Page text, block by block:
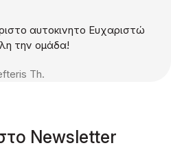
αυτοκινητο Ευχαριστώ
την ομάδα!
Th.
Νewsletter